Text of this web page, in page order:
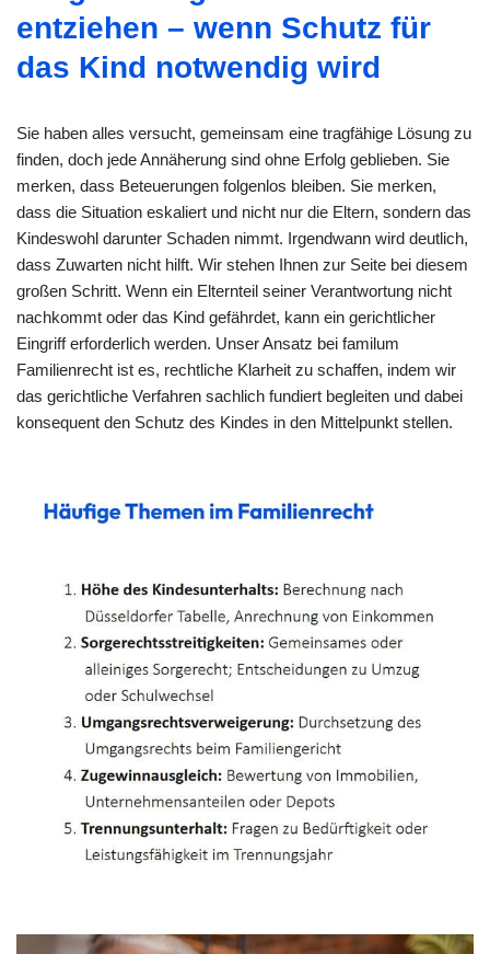
entziehen – wenn Schutz für
das Kind notwendig wird
Sie haben alles versucht, gemeinsam eine tragfähige Lösung zu
finden, doch jede Annäherung sind ohne Erfolg geblieben. Sie
merken, dass Beteuerungen folgenlos bleiben. Sie merken,
dass die Situation eskaliert und nicht nur die Eltern, sondern das
Kindeswohl darunter Schaden nimmt. Irgendwann wird deutlich,
dass Zuwarten nicht hilft. Wir stehen Ihnen zur Seite bei diesem
großen Schritt. Wenn ein Elternteil seiner Verantwortung nicht
nachkommt oder das Kind gefährdet, kann ein gerichtlicher
Eingriff erforderlich werden. Unser Ansatz bei familum
Familienrecht ist es, rechtliche Klarheit zu schaffen, indem wir
das gerichtliche Verfahren sachlich fundiert begleiten und dabei
konsequent den Schutz des Kindes in den Mittelpunkt stellen.